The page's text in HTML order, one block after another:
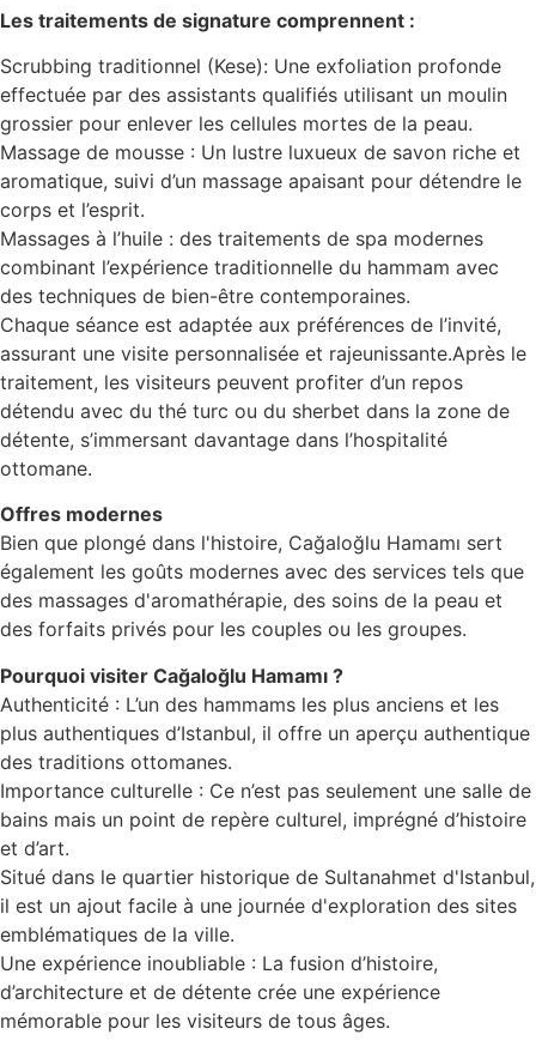
Les traitements de signature comprennent :
Scrubbing traditionnel (Kese): Une exfoliation profonde
effectuée par des assistants qualifiés utilisant un moulin
grossier pour enlever les cellules mortes de la peau.
Massage de mousse : Un lustre luxueux de savon riche et
aromatique, suivi d’un massage apaisant pour détendre le
corps et l’esprit.
Massages à l’huile : des traitements de spa modernes
combinant l’expérience traditionnelle du hammam avec
des techniques de bien-être contemporaines.
Chaque séance est adaptée aux préférences de l’invité,
assurant une visite personnalisée et rajeunissante.Après le
traitement, les visiteurs peuvent profiter d’un repos
détendu avec du thé turc ou du sherbet dans la zone de
détente, s’immersant davantage dans l’hospitalité
ottomane.
Offres modernes
Bien que plongé dans l'histoire, Cağaloğlu Hamamı sert
également les goûts modernes avec des services tels que
des massages d'aromathérapie, des soins de la peau et
des forfaits privés pour les couples ou les groupes.
Pourquoi visiter Cağaloğlu Hamamı ?
Authenticité : L’un des hammams les plus anciens et les
plus authentiques d’Istanbul, il offre un aperçu authentique
des traditions ottomanes.
Importance culturelle : Ce n’est pas seulement une salle de
bains mais un point de repère culturel, imprégné d’histoire
et d’art.
Situé dans le quartier historique de Sultanahmet d'Istanbul,
il est un ajout facile à une journée d'exploration des sites
emblématiques de la ville.
Une expérience inoubliable : La fusion d’histoire,
d’architecture et de détente crée une expérience
mémorable pour les visiteurs de tous âges.